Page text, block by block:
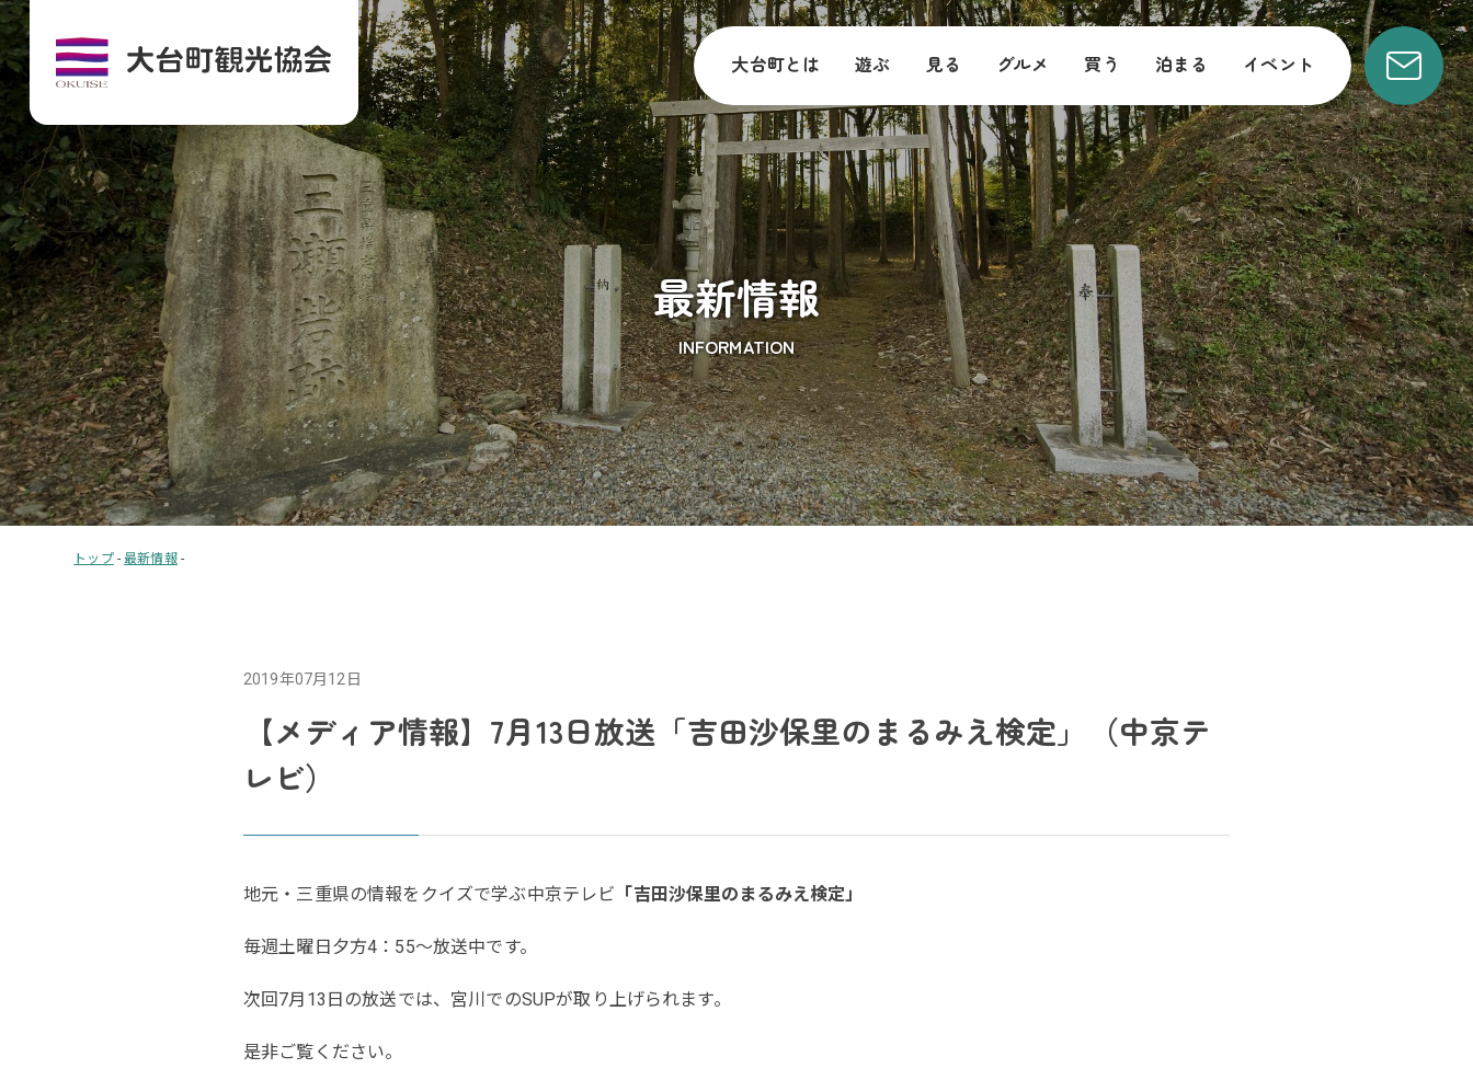
大台町とは 遊ぶ 見る グルメ 買う 泊まる イベント
最新情報
INFORMATION
トップ-最新情報-
2019年07月12日
【メディア情報】7月13日放送「吉田沙保里のまるみえ検定」（中京テ
レビ）
地元・三重県の情報をクイズで学ぶ中京テレビ 「吉田沙保里のまるみえ検定」
毎週土曜日夕方4：55～放送中です。
次回7月13日の放送では、宮川でのSUPが取り上げられます。
是非ご覧ください。